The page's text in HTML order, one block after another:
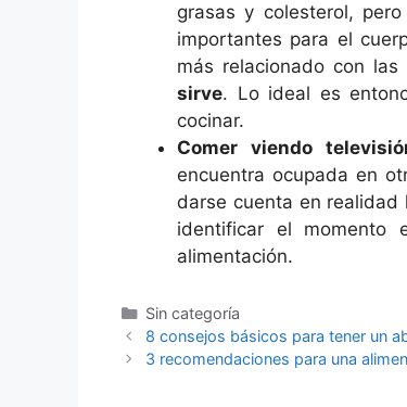
grasas y colesterol,
importantes para el
más relacionado con las
sirve. Lo ideal es
cocinar.
Comer viendo
encuentra ocupada en
darse cuenta en
identificar el momento
alimentación.
Categorías
Sin categoría
8 consejos básicos para tener un
3 recomendaciones para una